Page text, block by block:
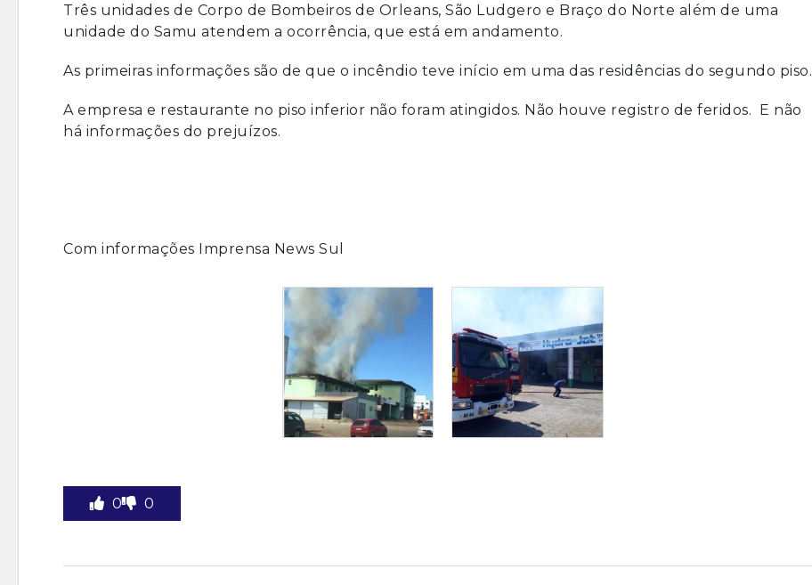
Três unidades de Corpo de Bombeiros de Orleans, São Ludgero e Braço do Norte além de uma
unidade do Samu atendem a ocorrência, que está em andamento.
As primeiras informações são de que o incêndio teve início em uma das residências do segundo piso.
A empresa e restaurante no piso inferior não foram atingidos. Não houve registro de feridos. E não
há informações do prejuízos.
Com informações Imprensa News Sul
0 0